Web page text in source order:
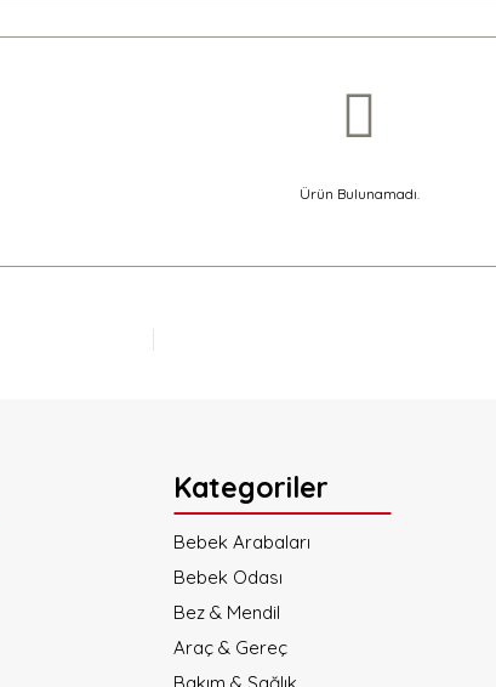
Ürün Bulunamadı.
Kategoriler
Bebek Arabaları
Bebek Odası
Bez & Mendil
Araç & Gereç